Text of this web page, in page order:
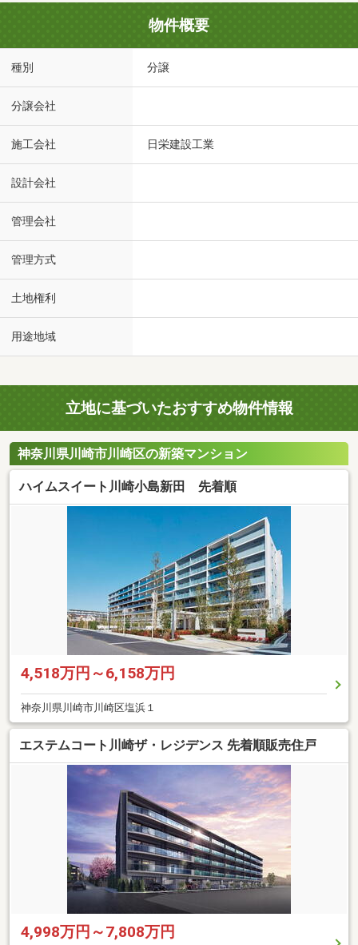
物件概要
種別 分譲
分譲会社
施工会社 日栄建設工業
設計会社
管理会社
管理方式
土地権利
用途地域
立地に基づいたおすすめ物件情報
神奈川県川崎市川崎区の新築マンション
ハイムスイート川崎小島新田 先着順
4,518万円～6,158万円
神奈川県川崎市川崎区塩浜１
エステムコート川崎ザ・レジデンス 先着順販売住戸
4,998万円～7,808万円